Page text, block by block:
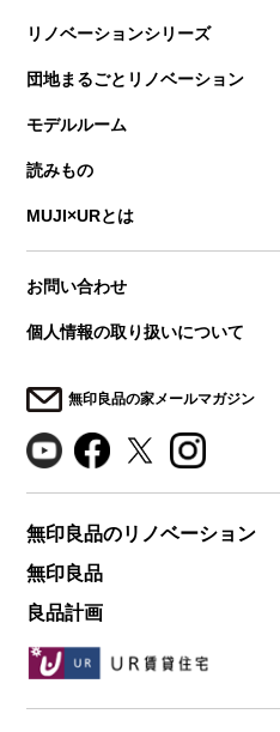
リノベーションシリーズ
団地まるごとリノベーション
モデルルーム
読みもの
MUJI×URとは
お問い合わせ
個人情報の取り扱いについて
無印良品の家メールマガジン
無印良品のリノベーション
無印良品
良品計画